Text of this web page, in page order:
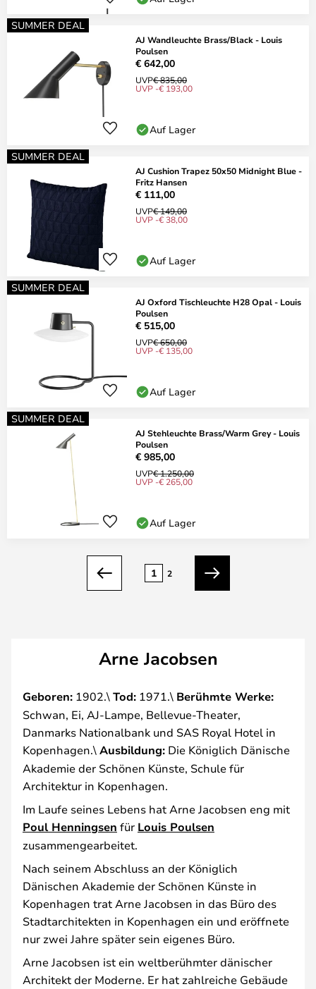
SUMMER DEAL
AJ Wandleuchte Brass/Black - Louis
Poulsen
€ 642,00
UVP€ 835,00
UVP -€ 193,00
Auf Lager
SUMMER DEAL
AJ Cushion Trapez 50x50 Midnight Blue -
Fritz Hansen
€ 111,00
UVP€ 149,00
UVP -€ 38,00
Auf Lager
SUMMER DEAL
AJ Oxford Tischleuchte H28 Opal - Louis
Poulsen
€ 515,00
UVP€ 650,00
UVP -€ 135,00
Auf Lager
SUMMER DEAL
AJ Stehleuchte Brass/Warm Grey - Louis
Poulsen
€ 985,00
UVP€ 1.250,00
UVP -€ 265,00
Auf Lager
Zurück
1 2
Weiter
Arne Jacobsen
Geboren: 1902.\Tod: 1971.\ Berühmte Werke:
Schwan, Ei, AJ-Lampe, Bellevue-Theater,
Danmarks Nationalbank und SAS Royal Hotel in
Kopenhagen.\Ausbildung: Die Königlich Dänische
Akademie der Schönen Künste, Schule für
Architektur in Kopenhagen.
Im Laufe seines Lebens hat Arne Jacobsen eng mit
Poul Henningsen für Louis Poulsen
zusammengearbeitet.
Nach seinem Abschluss an der Königlich
Dänischen Akademie der Schönen Künste in
Kopenhagen trat Arne Jacobsen in das Büro des
Stadtarchitekten in Kopenhagen ein und eröffnete
nur zwei Jahre später sein eigenes Büro.
Arne Jacobsen ist ein weltberühmter dänischer
Architekt der Moderne. Er hat zahlreiche Gebäude